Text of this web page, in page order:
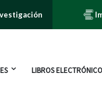
LIBROS